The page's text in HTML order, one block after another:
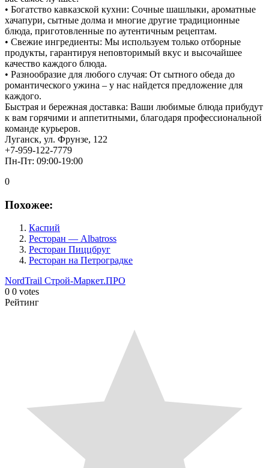
• Богатство кавказской кухни: Сочные шашлыки, ароматные
хачапури, сытные долма и многие другие традиционные
блюда, приготовленные по аутентичным рецептам.
• Свежие ингредиенты: Мы используем только отборные
продукты, гарантируя неповторимый вкус и высочайшее
качество каждого блюда.
• Разнообразие для любого случая: От сытного обеда до
романтического ужина – у нас найдется предложение для
каждого.
Быстрая и бережная доставка: Ваши любимые блюда прибудут
к вам горячими и аппетитными, благодаря профессиональной
команде курьеров.
Луганск, ул. Фрунзе, 122
+7-959-122-7779
Пн-Пт: 09:00-19:00
0
Похожее:
Каспий
Ресторан — Albatross
Ресторан Пиццбруг
Ресторан на Петроградке
NordTrail Строй-Маркет.ПРО
0 0 votes
Рейтинг